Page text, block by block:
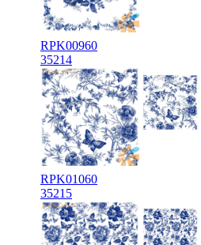
RPK00960
35214
RPK01060
35215